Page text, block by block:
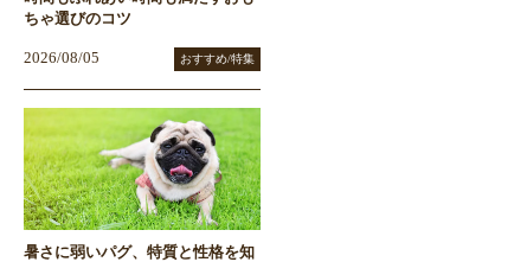
ちゃ選びのコツ
2026/08/05 おすすめ/特集
暑さに弱いパグ、特質と性格を知